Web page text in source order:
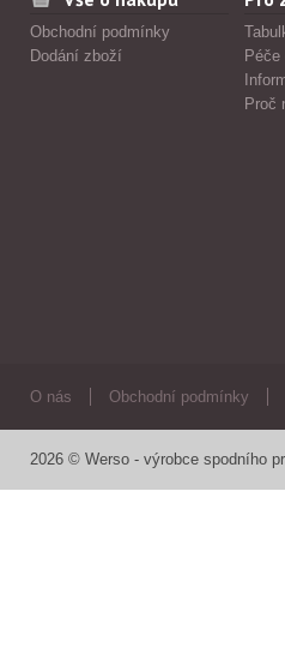
Obchodní podmínky
Dodání zboží
Péče
Proč
O nás Obchodní podmínky
2026 © Werso - výrobce spodního